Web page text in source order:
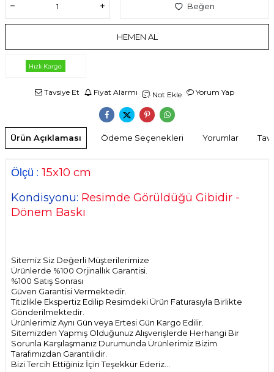
Beğen
HEMEN AL
Tavsiye Et Fiyat Alarmı Not Ekle Yorum Yap
Ürün Açıklaması Ödeme Seçenekleri Yorumlar
Ölçü : 15x10 cm
Kondisyonu: Resimde Görüldüğü Gibidir -
Dönem Baskı
Sitemiz Siz Değerli Müşterilerimize
Ürünlerde %100 Orjinallık Garantisi.
%100 Satış Sonrası
Güven Garantisi Vermektedir.
Titizlikle Ekspertiz Edilip Resimdeki Ürün Faturasıyla Birlikte
Gönderilmektedir.
Ürünlerimiz Aynı Gün veya Ertesi Gün Kargo Edilir.
Sitemizden Yapmış Olduğunuz Alışverişlerde Herhangi Bir
Sorunla Karşılaşmanız Durumunda Ürünlerimiz Bizim
Tarafımızdan Garantilidir.
Bizi Tercih Ettiğiniz İçin Teşekkür Ederiz...